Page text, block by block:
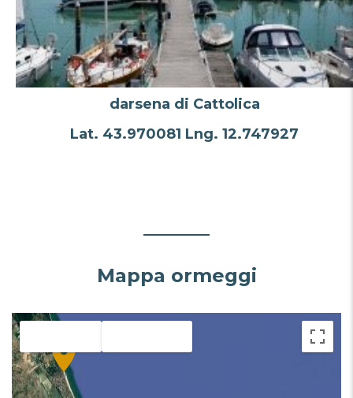
Cervia
Lat. 44.2675 Lng. 12.3551
Mappa ormeggi